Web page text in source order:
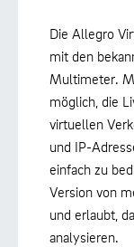
Die Allegro
mit den
Multimeter.
möglich, die
virtuellen
und IP-
einfach zu
Version von
und erlaubt,
analysieren.